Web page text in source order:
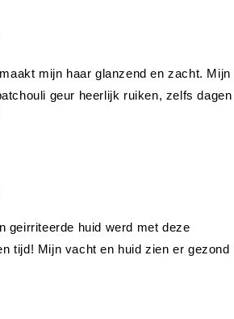
mijn haar glanzend en zacht. Mijn
geur heerlijk ruiken, zelfs dagen
geirriteerde huid werd met deze
tijd! Mijn vacht en huid zien er gezond